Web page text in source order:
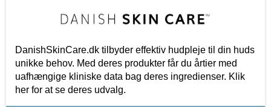
DanishSkinCare.dk tilbyder effektiv hudpleje til din huds
unikke behov. Med deres produkter får du årtier med
uafhængige kliniske data bag deres ingredienser. Klik
her for at se deres udvalg.